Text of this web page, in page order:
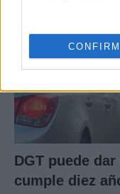
CONFIRM
DGT puede
cumple diez